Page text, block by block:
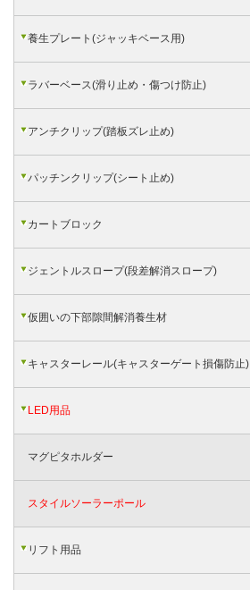
養生プレート(ジャッキベース用)
ラバーベース(滑り止め・傷つけ防止)
アンチクリップ(踏板ズレ止め)
パッチンクリップ(シート止め)
カートブロック
ジェントルスロープ(段差解消スロープ)
仮囲いの下部隙間解消養生材
キャスターレール(キャスターゲート損傷防止)
LED用品
マグピタホルダー
スタイルソーラーポール
リフト用品